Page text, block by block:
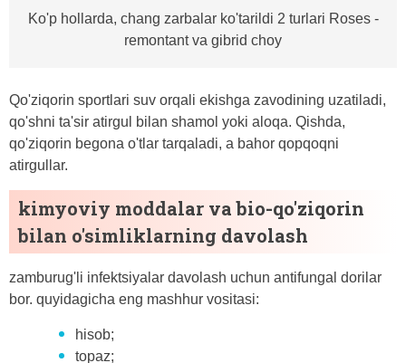
Ko'p hollarda, chang zarbalar ko'tarildi 2 turlari Roses -
remontant va gibrid choy
Qo'ziqorin sportlari suv orqali ekishga zavodining uzatiladi,
qo'shni ta'sir atirgul bilan shamol yoki aloqa. Qishda,
qo'ziqorin begona o'tlar tarqaladi, a bahor qopqoqni
atirgullar.
kimyoviy moddalar va bio-qo'ziqorin
bilan o'simliklarning davolash
zamburug'li infektsiyalar davolash uchun antifungal dorilar
bor. quyidagicha eng mashhur vositasi:
hisob;
topaz;